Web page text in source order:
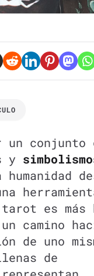
un conjunto
y
es más
un camino
de uno
de